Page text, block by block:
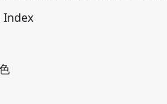
Index